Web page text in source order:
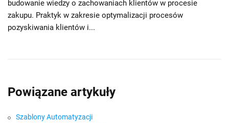
budowanie wiedzy o zachowaniach klientów w procesie
zakupu. Praktyk w zakresie optymalizacji procesów
pozyskiwania klientów i...
Powiązane artykuły
Szablony Automatyzacji